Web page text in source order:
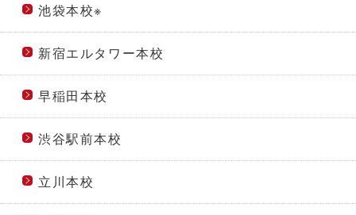
池袋本校※
新宿エルタワー本校
早稲田本校
渋谷駅前本校
立川本校